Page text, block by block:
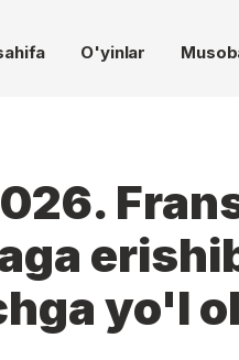
O'yinlar
yo'l